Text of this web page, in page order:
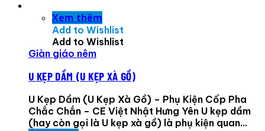
Xem thêm
Add to Wishlist
Add to Wishlist
Giàn giáo nêm
U KẸP DẦM (U KẸP XÀ GỒ)
U Kẹp Dầm (U Kẹp Xà Gồ) – Phụ Kiện Cốp Pha
Chắc Chắn – CE Việt Nhật Hưng Yên U kẹp dầm
(hay còn gọi là U kẹp xà gồ) là phụ kiện quan...